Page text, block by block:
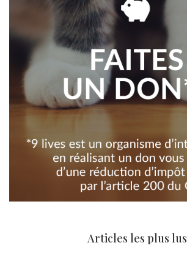
Articles les plus lus